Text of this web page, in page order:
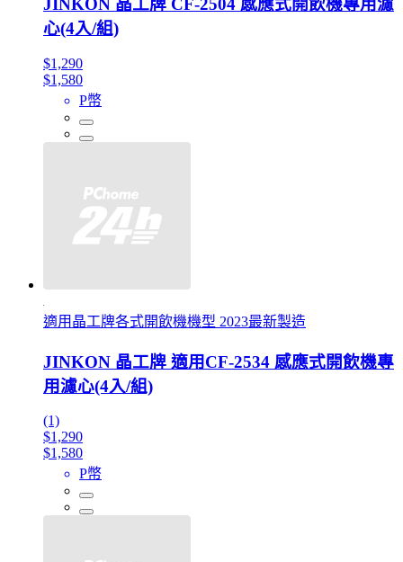
JINKON 晶工牌 CF-2504 感應式開飲機專用濾
心(4入/組)
$1,290
$1,580
P幣
適用晶工牌各式開飲機機型 2023最新製造
JINKON 晶工牌 適用CF-2534 感應式開飲機專
用濾心(4入/組)
(1)
$1,290
$1,580
P幣